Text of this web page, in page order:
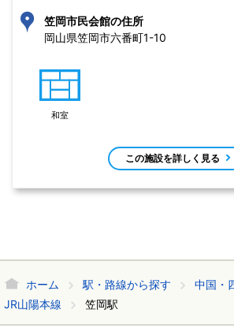
笠岡市民会館の住所
岡山県笠岡市六番町1-10
和室
この施設を詳しく見る
ホーム 駅・路線から探す
中国・
JR山陽本線
笠岡駅